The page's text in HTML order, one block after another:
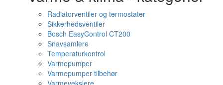
Radiatorventiler og termostater
Sikkerhedsventiler
Bosch EasyControl CT200
Snavsamlere
Temperaturkontrol
Varmepumper
Varmepumper tilbehør